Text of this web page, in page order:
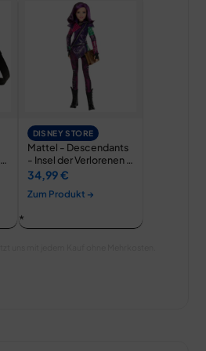
DISNEY STORE
Mattel - Descendants
- Insel der Verlorenen -
Mal -…
34,99 €
Zum Produkt →